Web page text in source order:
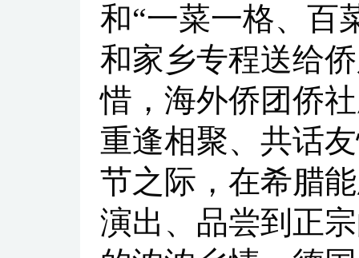
和“一菜一格、百
和家乡专程送给
惜，海外侨团侨
重逢相聚、共话
节之际，在希腊
演出、品尝到正